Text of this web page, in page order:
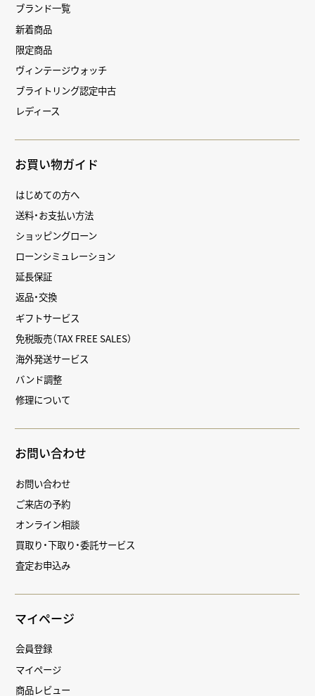
ブランド一覧
新着商品
限定商品
ヴィンテージウォッチ
ブライトリング認定中古
レディース
お買い物ガイド
はじめての方へ
送料・お支払い方法
ショッピングローン
ローンシミュレーション
延長保証
返品・交換
ギフトサービス
免税販売（TAX FREE SALES）
海外発送サービス
バンド調整
修理について
お問い合わせ
お問い合わせ
ご来店の予約
オンライン相談
買取り・下取り・委託サービス
査定お申込み
マイページ
会員登録
マイページ
商品レビュー